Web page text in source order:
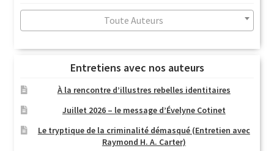
Toute Auteurs
Entretiens avec nos auteurs
À la rencontre d’illustres rebelles identitaires
Juillet 2026 – le message d’Évelyne Cotinet
Le tryptique de la criminalité démasqué (Entretien avec
Raymond H. A. Carter)